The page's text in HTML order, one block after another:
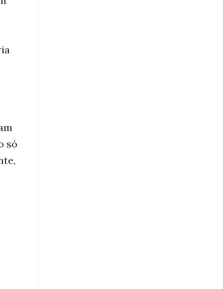
só